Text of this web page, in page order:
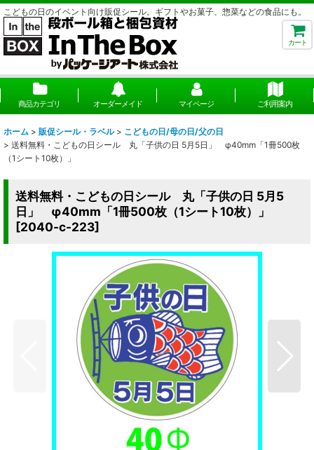
こどもの日のイベント向け販促シール。ギフトやお菓子、惣菜などの食品にも。
カート
商品カテゴリ オーダーメイド マイページ ご利用案内
ホーム > 販促シール・ラベル > こどもの日/母の日/父の日
> 送料無料・こどもの日シール 丸「子供の日 5月5日」 φ40mm「1冊500枚
（1シート10枚）」
送料無料・こどもの日シール 丸「子供の日 5月5
日」 φ40mm「1冊500枚（1シート10枚）」
[2040-c-223]